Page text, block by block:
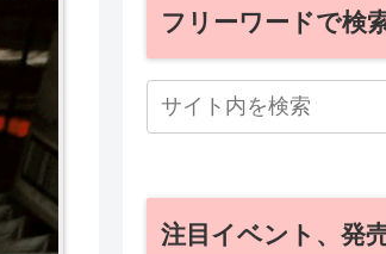
フリーワードで検
注目イベント、発